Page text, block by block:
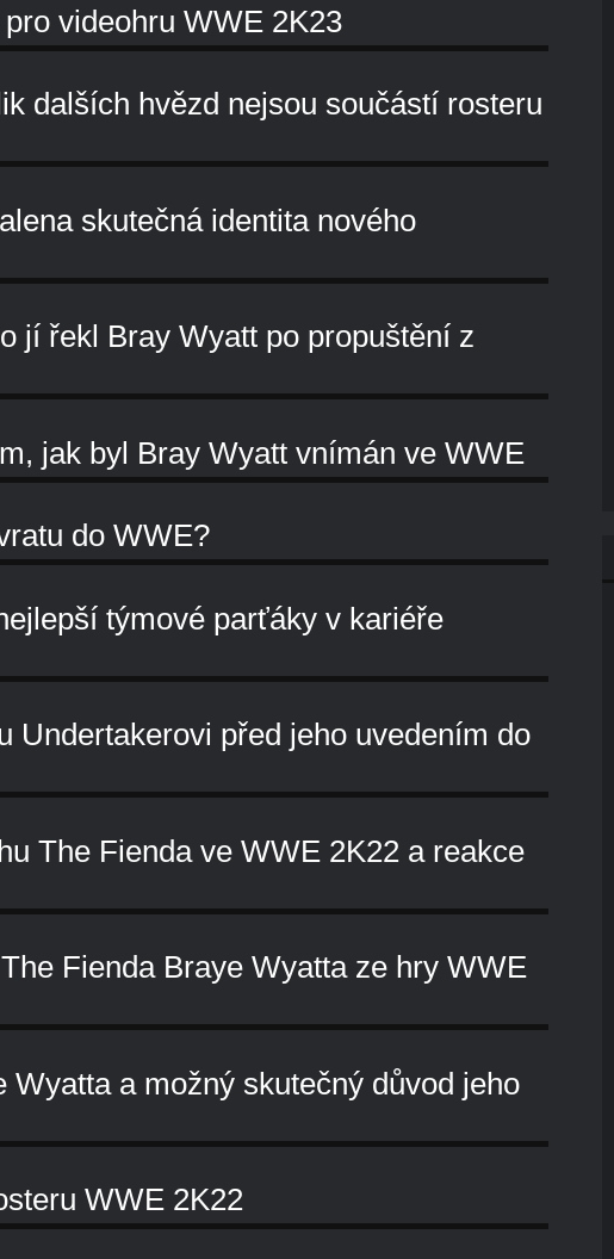
videohru WWE 2K23
dalších hvězd nejsou součástí rosteru
skutečná identita nového
jí řekl Bray Wyatt po propuštění z
jak byl Bray Wyatt vnímán ve WWE
do WWE?
týmové parťáky v kariéře
Undertakerovi před jeho uvedením do
The Fienda ve WWE 2K22 a reakce
Fienda Braye Wyatta ze hry WWE
Wyatta a možný skutečný důvod jeho
WWE 2K22